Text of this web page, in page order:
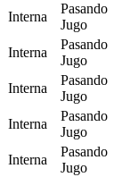
Interna
Pasando
Jugo
Interna
Pasando
Jugo
Interna
Pasando
Jugo
Interna
Pasando
Jugo
Interna
Pasando
Jugo